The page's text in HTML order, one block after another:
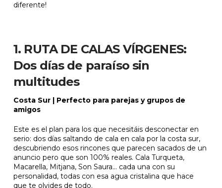
diferente!
1. RUTA DE CALAS VÍRGENES:
Dos días de paraíso sin
multitudes
Costa Sur | Perfecto para parejas y grupos de
amigos
Este es el plan para los que necesitáis desconectar en
serio: dos días saltando de cala en cala por la costa sur,
descubriendo esos rincones que parecen sacados de un
anuncio pero que son 100% reales. Cala Turqueta,
Macarella, Mitjana, Son Saura... cada una con su
personalidad, todas con esa agua cristalina que hace
que te olvides de todo.